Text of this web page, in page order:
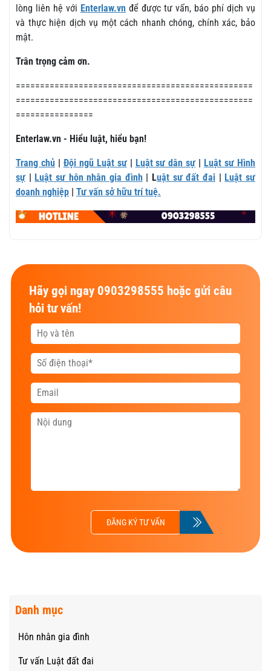
lòng liên hệ với Enterlaw.vn để được tư vấn, báo phí dịch vụ
và thực hiện dịch vụ một cách nhanh chóng, chính xác, bảo
mật.
Trân trọng cảm ơn.
=================================================
=================================================
================
Enterlaw.vn - Hiểu luật, hiểu bạn!
Trang chủ | Đội ngũ Luật sư| Luật sư dân sự | Luật sư Hình
sự | Luật sư hôn nhân gia đình | Luật sư đất đai | Luật sư
doanh nghiệp | Tư vấn sở hữu trí tuệ.
Hãy gọi ngay 0903298555 hoặc gửi câu
hỏi tư vấn!
ĐĂNG KÝ TƯ VẤN
Danh mục
Hôn nhân gia đình
Tư vấn Luật đất đai